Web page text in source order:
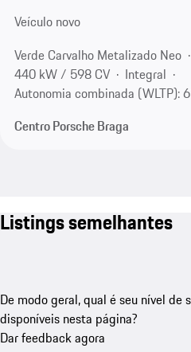
Veículo novo
Verde Carvalho Metalizado Neo
440 kW / 598 CV
Integral
Autonomia combinada (WLTP):
Centro Porsche Braga
Listings semelhantes
De modo geral, qual é seu nível
disponíveis nesta página?
Dar feedback agora